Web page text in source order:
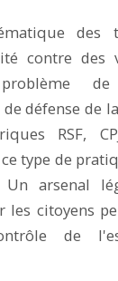
contre des
défense de
RSF,
type de
Un arsenal
les citoyens
de